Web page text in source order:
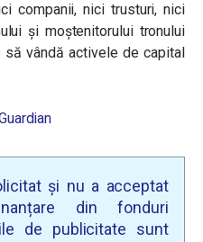
companii, nici trusturi, nici
și moștenitorului tronului
vândă activele de capital
și nu a acceptat
din fonduri
de publicitate sunt